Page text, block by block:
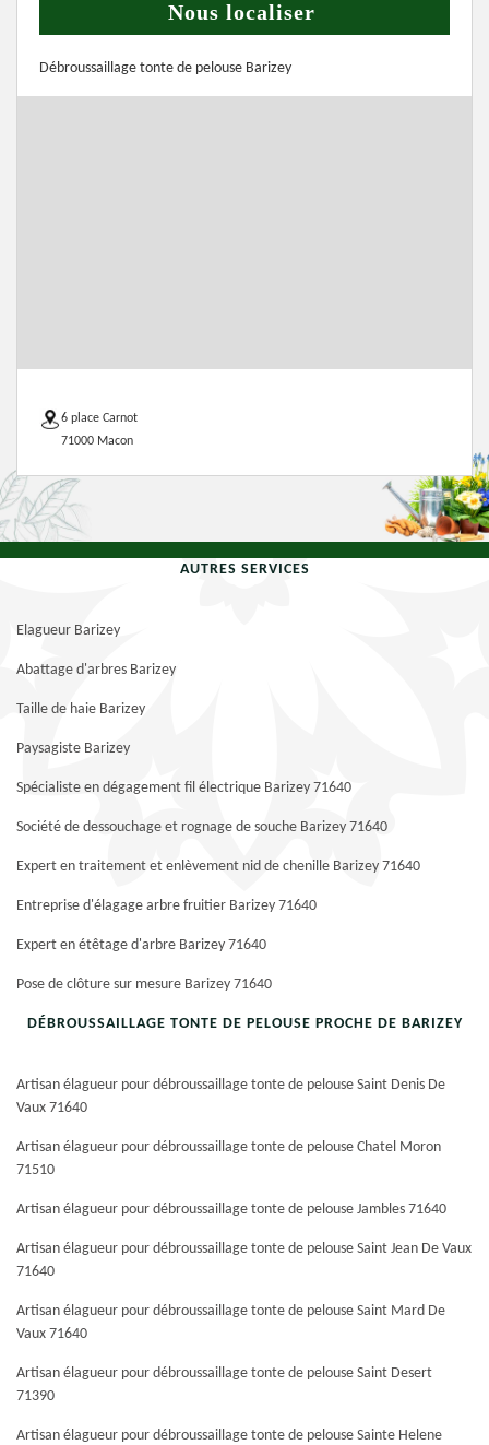
Nous localiser
Débroussaillage tonte de pelouse Barizey
6 place Carnot
71000 Macon
AUTRES SERVICES
Elagueur Barizey
Abattage d'arbres Barizey
Taille de haie Barizey
Paysagiste Barizey
Spécialiste en dégagement fil électrique Barizey 71640
Société de dessouchage et rognage de souche Barizey 71640
Expert en traitement et enlèvement nid de chenille Barizey 71640
Entreprise d'élagage arbre fruitier Barizey 71640
Expert en étêtage d'arbre Barizey 71640
Pose de clôture sur mesure Barizey 71640
DÉBROUSSAILLAGE TONTE DE PELOUSE PROCHE DE BARIZEY
Artisan élagueur pour débroussaillage tonte de pelouse Saint Denis De
Vaux 71640
Artisan élagueur pour débroussaillage tonte de pelouse Chatel Moron
71510
Artisan élagueur pour débroussaillage tonte de pelouse Jambles 71640
Artisan élagueur pour débroussaillage tonte de pelouse Saint Jean De Vaux
71640
Artisan élagueur pour débroussaillage tonte de pelouse Saint Mard De
Vaux 71640
Artisan élagueur pour débroussaillage tonte de pelouse Saint Desert
71390
Artisan élagueur pour débroussaillage tonte de pelouse Sainte Helene